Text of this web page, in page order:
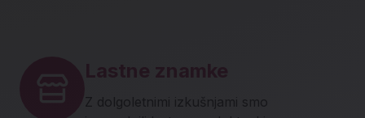
Lastne znamke
Z dolgoletnimi izkušnjami smo